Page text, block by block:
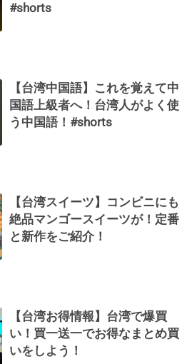
#shorts
【台湾中国語】これを覚えて中
国語上級者へ！台湾人がよく使
う中国語！#shorts
【台湾スイーツ】コンビニにも
絶品マンゴースイーツが！定番
と新作をご紹介！
【台湾お得情報】台湾で爆買
い！買一送一でお得なまとめ買
いをしよう！